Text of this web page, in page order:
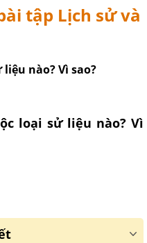
tập Lịch sử và
nào? Vì sao?
loại sử liệu nào? Vì